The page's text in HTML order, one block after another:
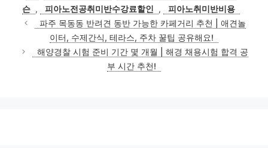
슨 , 피아노전공취미반수강료할인 ,
피아노취미반비용
파주 목동동 반려견 동반 가능한 카페거리 추천 | 애견놀
이터, 수제간식, 테라스, 주차 꿀팁 공유해요!
해양경찰 시험 준비 기간 몇 개월 | 해경 채용시험 합격 공
부 시간 추천!